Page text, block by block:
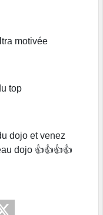
motivée
top
dojo et venez
dojo 👍👍👍👍